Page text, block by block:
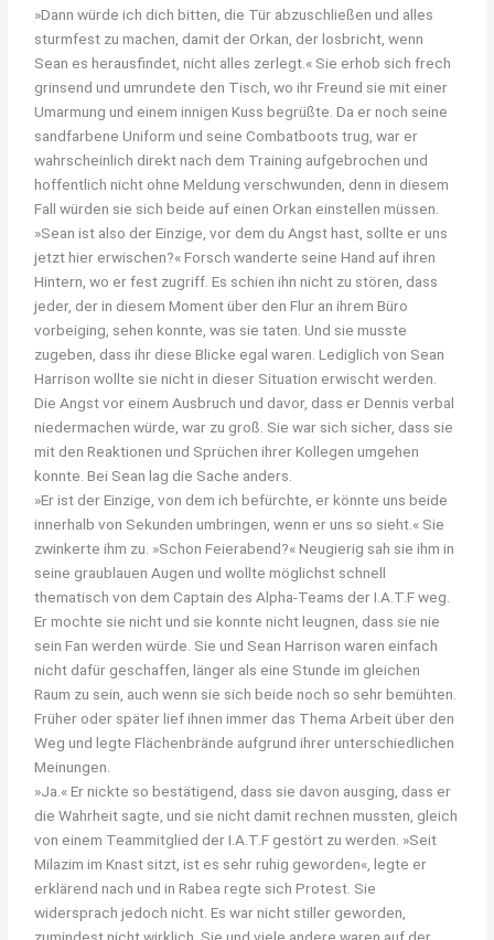
»Dann würde ich dich bitten, die Tür abzuschließen und alles
sturmfest zu machen, damit der Orkan, der losbricht, wenn
Sean es herausfindet, nicht alles zerlegt.« Sie erhob sich frech
grinsend und umrundete den Tisch, wo ihr Freund sie mit einer
Umarmung und einem innigen Kuss begrüßte. Da er noch seine
sandfarbene Uniform und seine Combatboots trug, war er
wahrscheinlich direkt nach dem Training aufgebrochen und
hoffentlich nicht ohne Meldung verschwunden, denn in diesem
Fall würden sie sich beide auf einen Orkan einstellen müssen.
»Sean ist also der Einzige, vor dem du Angst hast, sollte er uns
jetzt hier erwischen?« Forsch wanderte seine Hand auf ihren
Hintern, wo er fest zugriff. Es schien ihn nicht zu stören, dass
jeder, der in diesem Moment über den Flur an ihrem Büro
vorbeiging, sehen konnte, was sie taten. Und sie musste
zugeben, dass ihr diese Blicke egal waren. Lediglich von Sean
Harrison wollte sie nicht in dieser Situation erwischt werden.
Die Angst vor einem Ausbruch und davor, dass er Dennis verbal
niedermachen würde, war zu groß. Sie war sich sicher, dass sie
mit den Reaktionen und Sprüchen ihrer Kollegen umgehen
konnte. Bei Sean lag die Sache anders.
»Er ist der Einzige, von dem ich befürchte, er könnte uns beide
innerhalb von Sekunden umbringen, wenn er uns so sieht.« Sie
zwinkerte ihm zu. »Schon Feierabend?« Neugierig sah sie ihm in
seine graublauen Augen und wollte möglichst schnell
thematisch von dem Captain des Alpha-Teams der I.A.T.F weg.
Er mochte sie nicht und sie konnte nicht leugnen, dass sie nie
sein Fan werden würde. Sie und Sean Harrison waren einfach
nicht dafür geschaffen, länger als eine Stunde im gleichen
Raum zu sein, auch wenn sie sich beide noch so sehr bemühten.
Früher oder später lief ihnen immer das Thema Arbeit über den
Weg und legte Flächenbrände aufgrund ihrer unterschiedlichen
Meinungen.
»Ja.« Er nickte so bestätigend, dass sie davon ausging, dass er
die Wahrheit sagte, und sie nicht damit rechnen mussten, gleich
von einem Teammitglied der I.A.T.F gestört zu werden. »Seit
Milazim im Knast sitzt, ist es sehr ruhig geworden«, legte er
erklärend nach und in Rabea regte sich Protest. Sie
widersprach jedoch nicht. Es war nicht stiller geworden,